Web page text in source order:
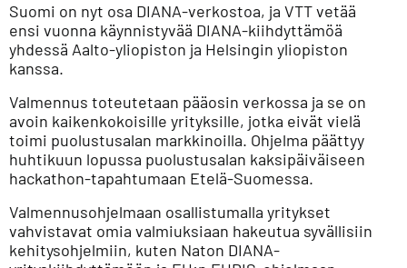
Suomi on nyt osa DIANA-verkostoa, ja VTT vetää
ensi vuonna käynnistyvää DIANA-kiihdyttämöä
yhdessä Aalto-yliopiston ja Helsingin yliopiston
kanssa.
Valmennus toteutetaan pääosin verkossa ja se on
avoin kaikenkokoisille yrityksille, jotka eivät vielä
toimi puolustusalan markkinoilla. Ohjelma päättyy
huhtikuun lopussa puolustusalan kaksipäiväiseen
hackathon-tapahtumaan Etelä-Suomessa.
Valmennusohjelmaan osallistumalla yritykset
vahvistavat omia valmiuksiaan hakeutua syvällisiin
kehitysohjelmiin, kuten Naton DIANA-